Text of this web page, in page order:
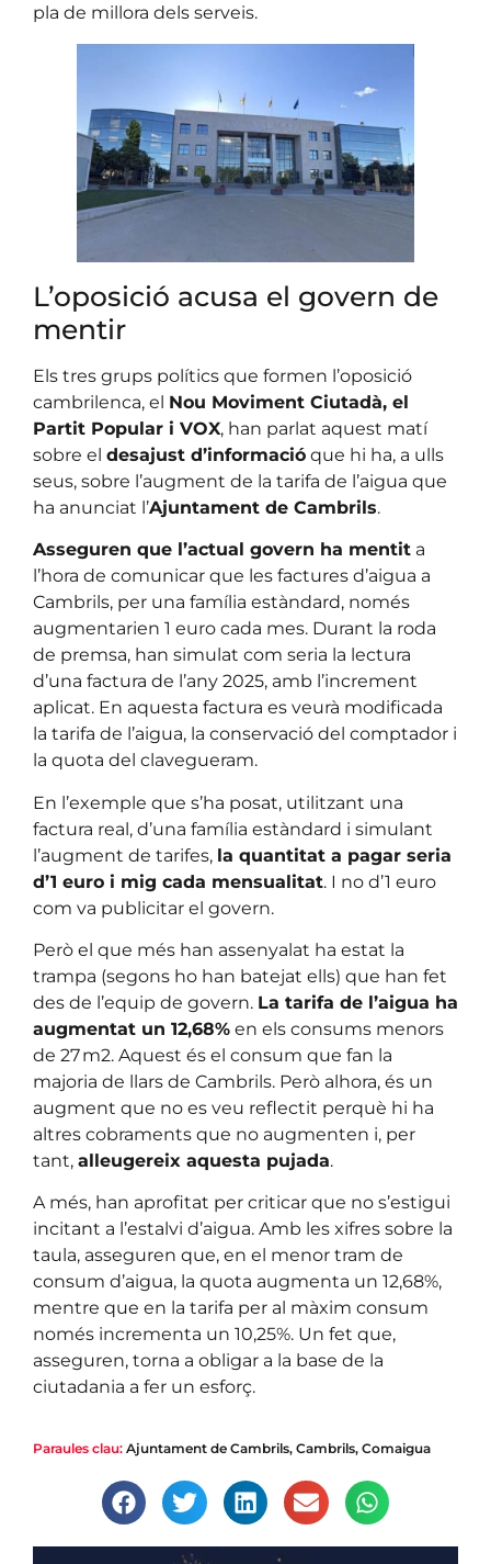
pla de millora dels serveis.
L’oposició acusa el govern de
mentir
Els tres grups polítics que formen l’oposició
cambrilenca, el Nou Moviment Ciutadà, el
Partit Popular i VOX, han parlat aquest matí
sobre el desajust d’informació que hi ha, a ulls
seus, sobre l’augment de la tarifa de l’aigua que
ha anunciat l’Ajuntament de Cambrils.
Asseguren que l’actual govern ha mentit a
l’hora de comunicar que les factures d’aigua a
Cambrils, per una família estàndard, només
augmentarien 1 euro cada mes. Durant la roda
de premsa, han simulat com seria la lectura
d’una factura de l’any 2025, amb l’increment
aplicat. En aquesta factura es veurà modificada
la tarifa de l’aigua, la conservació del comptador i
la quota del clavegueram.
En l’exemple que s’ha posat, utilitzant una
factura real, d’una família estàndard i simulant
l’augment de tarifes, la quantitat a pagar seria
d’1 euro i mig cada mensualitat. I no d’1 euro
com va publicitar el govern.
Però el que més han assenyalat ha estat la
trampa (segons ho han batejat ells) que han fet
des de l’equip de govern. La tarifa de l’aigua ha
augmentat un 12,68% en els consums menors
de 27 m2. Aquest és el consum que fan la
majoria de llars de Cambrils. Però alhora, és un
augment que no es veu reflectit perquè hi ha
altres cobraments que no augmenten i, per
tant, alleugereix aquesta pujada.
A més, han aprofitat per criticar que no s’estigui
incitant a l’estalvi d’aigua. Amb les xifres sobre la
taula, asseguren que, en el menor tram de
consum d’aigua, la quota augmenta un 12,68%,
mentre que en la tarifa per al màxim consum
només incrementa un 10,25%. Un fet que,
asseguren, torna a obligar a la base de la
ciutadania a fer un esforç.
Paraules clau: Ajuntament de Cambrils, Cambrils, Comaigua